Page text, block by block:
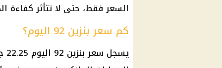
السعر فقط، حتى لا تتأثر كفاءة
كم سعر بنزين 92 اليوم؟